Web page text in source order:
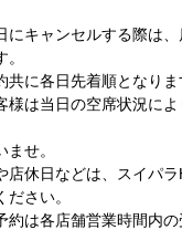
キャンセルする際は
に各日先着順となりま
は当日の空席状況に
せ。
休日などは、スイパ
さい。
は各店舗営業時間内の